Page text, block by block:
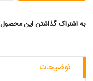
به اشتراک گذاشتن این محصول
توضیحات